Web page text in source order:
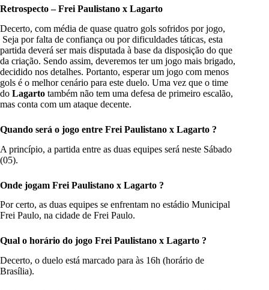
Retrospecto – Frei Paulistano x Lagarto
Decerto, com média de quase quatro gols sofridos por jogo,
Seja por falta de confiança ou por dificuldades táticas, esta
partida deverá ser mais disputada à base da disposição do que
da criação. Sendo assim, deveremos ter um jogo mais brigado,
decidido nos detalhes. Portanto, esperar um jogo com menos
gols é o melhor cenário para este duelo. Uma vez que o time
do Lagarto também não tem uma defesa de primeiro escalão,
mas conta com um ataque decente.
Quando será o jogo entre Frei Paulistano x Lagarto ?
A princípio, a partida entre as duas equipes será neste Sábado
(05).
Onde jogam Frei Paulistano x Lagarto ?
Por certo, as duas equipes se enfrentam no estádio Municipal
Frei Paulo, na cidade de Frei Paulo.
Qual o horário do jogo Frei Paulistano x Lagarto ?
Decerto, o duelo está marcado para às 16h (horário de
Brasília).